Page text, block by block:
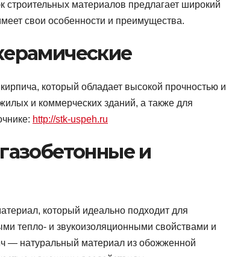
материалов предлагает широкий
свои особенности и преимущества.
который обладает высокой прочностью и
и коммерческих зданий, а также для
http://stk-uspeh.ru
и
который идеально подходит для
тепло- и звукоизоляционными свойствами и
— натуральный материал из обожженной